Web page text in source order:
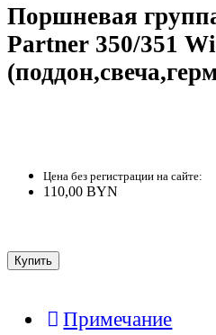
Поршневая
Partner 350/351
Цена без регистрации на сайте:
110,00 BYN
Примечание